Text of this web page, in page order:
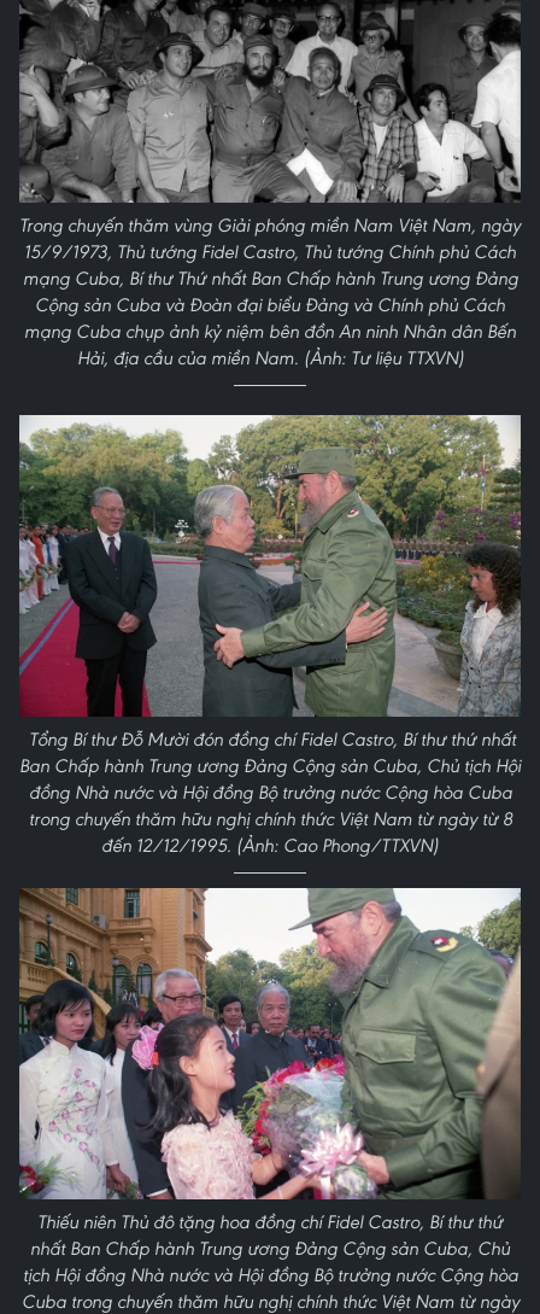
Trong chuyến thăm vùng Giải phóng miền Nam Việt Nam, ngày
15/9/1973, Thủ tướng Fidel Castro, Thủ tướng Chính phủ Cách
mạng Cuba, Bí thư Thứ nhất Ban Chấp hành Trung ương Đảng
Cộng sản Cuba và Đoàn đại biểu Đảng và Chính phủ Cách
mạng Cuba chụp ảnh kỷ niệm bên đồn An ninh Nhân dân Bến
Hải, địa cầu của miền Nam. (Ảnh: Tư liệu TTXVN)
Tổng Bí thư Đỗ Mười đón đồng chí Fidel Castro, Bí thư thứ nhất
Ban Chấp hành Trung ương Đảng Cộng sản Cuba, Chủ tịch Hội
đồng Nhà nước và Hội đồng Bộ trưởng nước Cộng hòa Cuba
trong chuyến thăm hữu nghị chính thức Việt Nam từ ngày từ 8
đến 12/12/1995. (Ảnh: Cao Phong/TTXVN)
Thiếu niên Thủ đô tặng hoa đồng chí Fidel Castro, Bí thư thứ
nhất Ban Chấp hành Trung ương Đảng Cộng sản Cuba, Chủ
tịch Hội đồng Nhà nước và Hội đồng Bộ trưởng nước Cộng hòa
Cuba trong chuyến thăm hữu nghị chính thức Việt Nam từ ngày